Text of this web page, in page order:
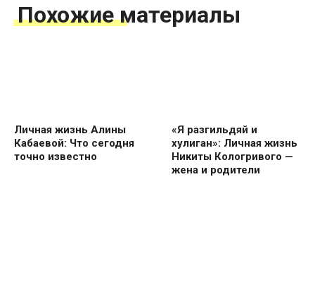
Похожие материалы
Личная жизнь Алины
Кабаевой: Что сегодня
точно известно
«Я разгильдяй и
хулиган»: Личная жизнь
Никиты Кологривого —
жена и родители